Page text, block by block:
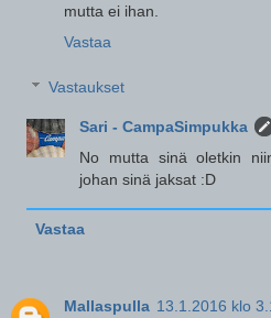
mutta ei ihan.
Vastaa
Vastaukset
Sari - CampaSimpukka
No mutta sinä oletkin
johan sinä jaksat :D
Vastaa
Mallaspulla 13.1.2016 klo